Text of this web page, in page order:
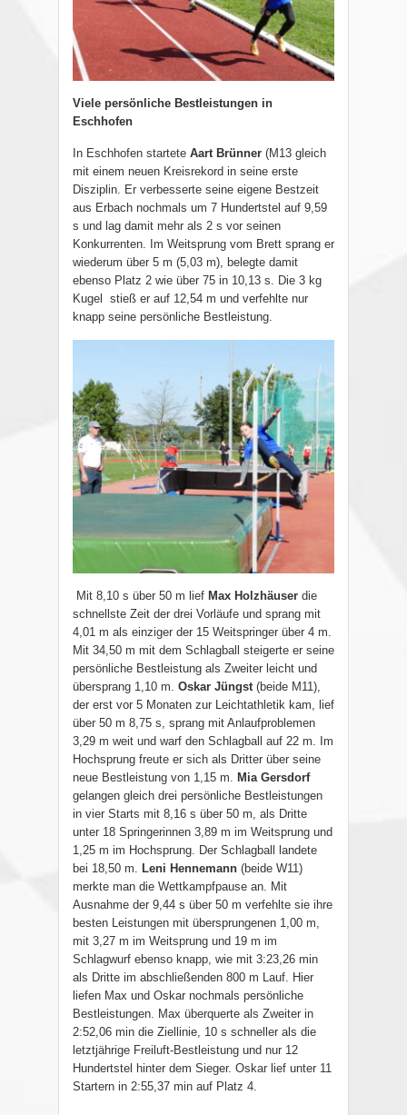
Viele persönliche Bestleistungen in
Eschhofen
In Eschhofen startete Aart Brünner (M13 gleich
mit einem neuen Kreisrekord in seine erste
Disziplin. Er verbesserte seine eigene Bestzeit
aus Erbach nochmals um 7 Hundertstel auf 9,59
s und lag damit mehr als 2 s vor seinen
Konkurrenten. Im Weitsprung vom Brett sprang er
wiederum über 5 m (5,03 m), belegte damit
ebenso Platz 2 wie über 75 in 10,13 s. Die 3 kg
Kugel
stieß er auf 12,54 m und verfehlte nur
knapp seine persönliche Bestleistung.
Mit 8,10 s über 50 m lief Max Holzhäuser die
schnellste Zeit der drei Vorläufe und sprang mit
4,01 m als einziger der 15 Weitspringer über 4 m.
Mit 34,50 m mit dem Schlagball steigerte er seine
persönliche Bestleistung als Zweiter leicht und
übersprang 1,10 m. Oskar Jüngst(beide M11),
der erst vor 5 Monaten zur Leichtathletik kam, lief
über 50 m 8,75 s, sprang mit Anlaufproblemen
3,29 m weit und warf den Schlagball auf 22 m. Im
Hochsprung freute er sich als Dritter über seine
neue Bestleistung von 1,15 m. Mia Gersdorf
gelangen gleich drei persönliche Bestleistungen
in vier Starts mit 8,16 s über 50 m, als Dritte
unter 18 Springerinnen 3,89 m im Weitsprung und
1,25 m im Hochsprung. Der Schlagball landete
bei 18,50 m. Leni Hennemann (beide W11)
merkte man die Wettkampfpause an. Mit
Ausnahme der 9,44 s über 50 m verfehlte sie ihre
besten Leistungen mit übersprungenen 1,00 m,
mit 3,27 m im Weitsprung und 19 m im
Schlagwurf ebenso knapp, wie mit 3:23,26 min
als Dritte im abschließenden 800 m Lauf. Hier
liefen Max und Oskar nochmals persönliche
Bestleistungen. Max überquerte als Zweiter in
2:52,06 min die Ziellinie, 10 s schneller als die
letztjährige Freiluft-Bestleistung und nur 12
Hundertstel hinter dem Sieger. Oskar lief unter 11
Startern in 2:55,37 min auf Platz 4.